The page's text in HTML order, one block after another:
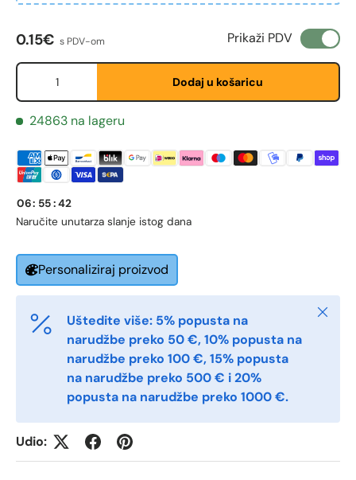
First Name
Email *
Postal Code
Quantity *
Comments
Redovna cijena
0.15€ s PDV-om Prikaži PDV
Količina
Dodaj u košaricu
24863 na lageru
Naručite unutar
06: 55:42
za slanje istog dana
Personaliziraj proizvod
Uštedite više: 5% popusta na
narudžbe preko 50 €, 10% popusta na
narudžbe preko 100 €, 15% popusta
na narudžbe preko 500 € i 20%
popusta na narudžbe preko 1000 €.
Udio: